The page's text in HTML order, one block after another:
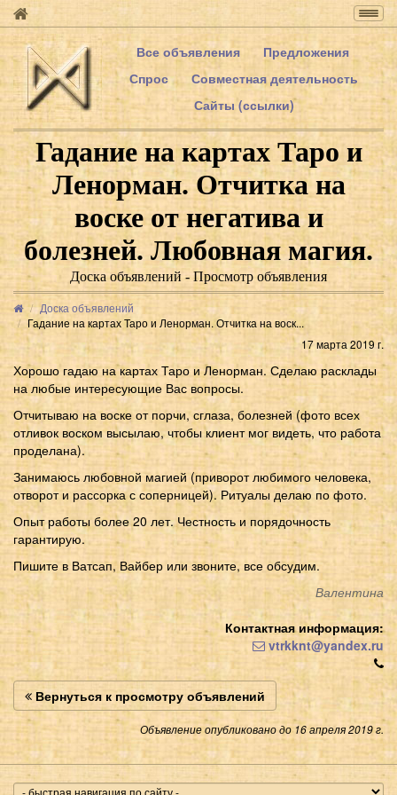
Все объявления
Предложения
Спрос
Совместная деятельность
Сайты (ссылки)
Гадание на картах Таро и
Ленорман. Отчитка на
воске от негатива и
болезней. Любовная магия.
Доска объявлений - Просмотр объявления
Доска объявлений
Гадание на картах Таро и Ленорман. Отчитка на воск...
17 марта 2019 г.
Хорошо гадаю на картах Таро и Ленорман. Сделаю расклады
на любые интересующие Вас вопросы.
Отчитываю на воске от порчи, сглаза, болезней (фото всех
отливок воском высылаю, чтобы клиент мог видеть, что работа
проделана).
Занимаюсь любовной магией (приворот любимого человека,
отворот и рассорка с соперницей). Ритуалы делаю по фото.
Опыт работы более 20 лет. Честность и порядочность
гарантирую.
Пишите в Ватсап, Вайбер или звоните, все обсудим.
Валентина
Контактная информация:
vtrkknt@yandex.ru
Вернуться к просмотру объявлений
Объявление опубликовано до 16 апреля 2019 г.